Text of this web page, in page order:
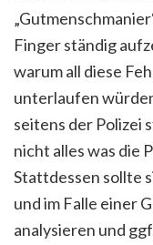
Finger ständig
warum all diese
unterlaufen
seitens der Polizei
nicht alles was die
Stattdessen sollte
und im Falle einer
analysieren und